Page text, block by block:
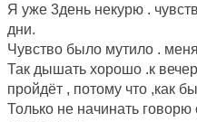
Я уже 3день некурю .
дни.
Чувство было мутило .
Так дышать хорошо .к
пройдёт , потому что ,как
Только не начинать говорю